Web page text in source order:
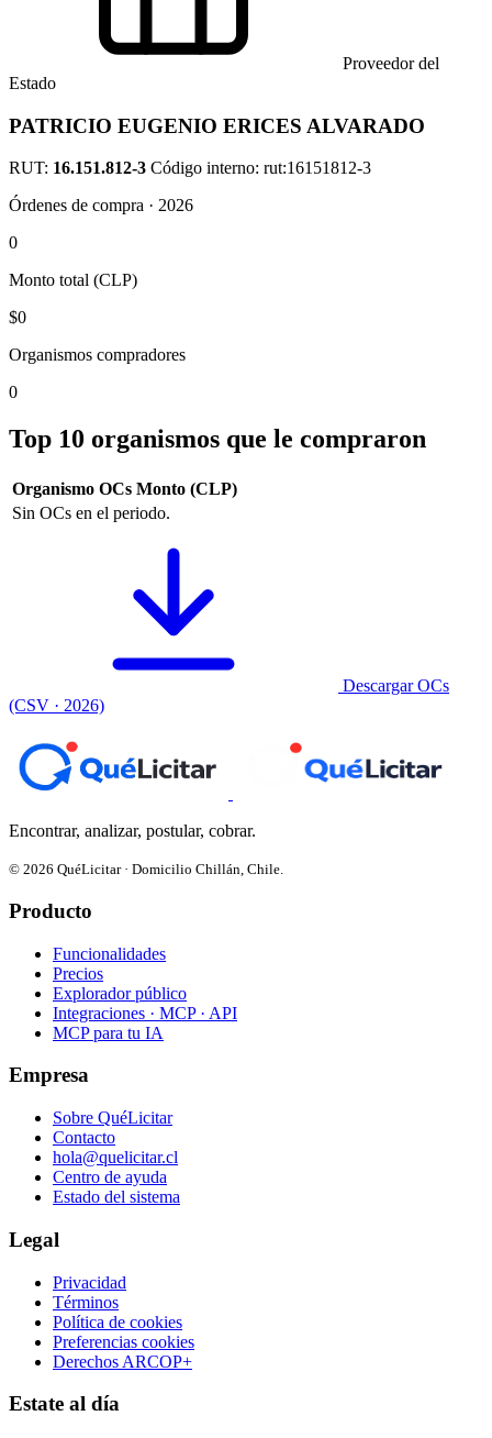
Proveedor del
Estado
PATRICIO EUGENIO ERICES ALVARADO
RUT: 16.151.812-3 Código interno: rut:16151812-3
Órdenes de compra · 2026
0
Monto total (CLP)
$0
Organismos compradores
0
Top 10 organismos que le compraron
Organismo OCs Monto (CLP)
Sin OCs en el periodo.
Descargar OCs
(CSV · 2026)
Encontrar, analizar, postular, cobrar.
© 2026 QuéLicitar · Domicilio Chillán, Chile.
Producto
Funcionalidades
Precios
Explorador público
Integraciones · MCP · API
MCP para tu IA
Empresa
Sobre QuéLicitar
Contacto
hola@quelicitar.cl
Centro de ayuda
Estado del sistema
Legal
Privacidad
Términos
Política de cookies
Preferencias cookies
Derechos ARCOP+
Estate al día